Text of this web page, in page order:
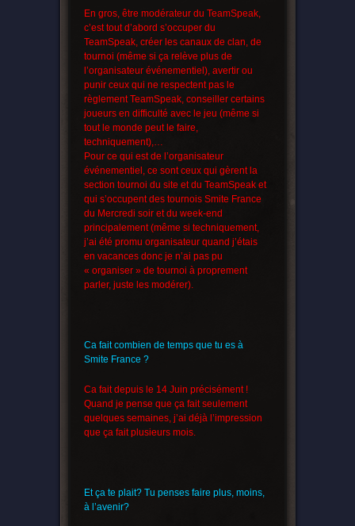
En gros, être modérateur du TeamSpeak,
c’est tout d’abord s’occuper du
TeamSpeak, créer les canaux de clan, de
tournoi (même si ça relève plus de
l’organisateur événementiel), avertir ou
punir ceux qui ne respectent pas le
règlement TeamSpeak, conseiller certains
joueurs en difficulté avec le jeu (même si
tout le monde peut le faire,
techniquement),…
Pour ce qui est de l’organisateur
événementiel, ce sont ceux qui gèrent la
section tournoi du site et du TeamSpeak et
qui s’occupent des tournois Smite France
du Mercredi soir et du week-end
principalement (même si techniquement,
j’ai été promu organisateur quand j’étais
en vacances donc je n’ai pas pu
« organiser » de tournoi à proprement
parler, juste les modérer).
Ca fait combien de temps que tu es à
Smite France ?
Ca fait depuis le 14 Juin précisément !
Quand je pense que ça fait seulement
quelques semaines, j’ai déjà l’impression
que ça fait plusieurs mois.
Et ça te plait? Tu penses faire plus, moins,
à l’avenir?